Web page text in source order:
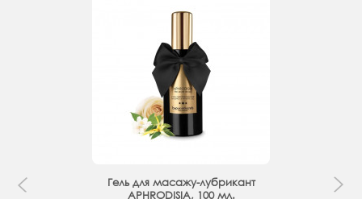
Гель для масажу-лубрикант
APHRODISIA, 100 мл.